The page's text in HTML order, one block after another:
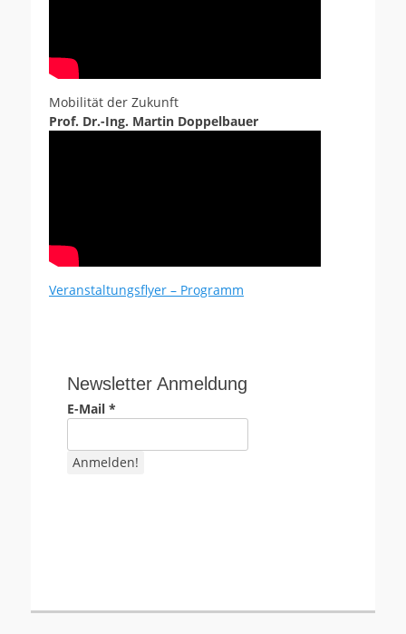
Mobilität der Zukunft
Prof. Dr.-Ing. Martin Doppelbauer
Veranstaltungsflyer – Programm
Newsletter Anmeldung
E-Mail *